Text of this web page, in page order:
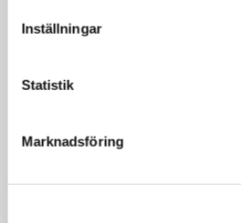
Inställningar
Statistik
Marknadsföring
2026, kvartal 4, Antagande
2024, 18/6 - 14/9, Samråd